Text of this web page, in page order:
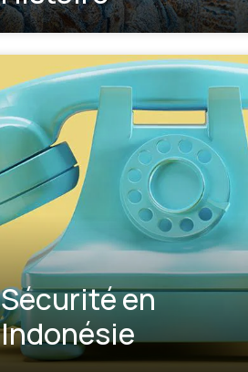
Sécurité en
Indonésie